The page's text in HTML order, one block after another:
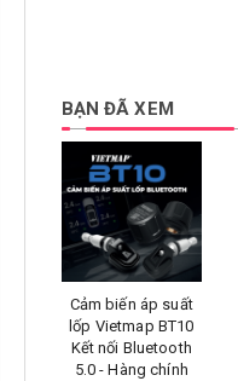
BẠN ĐÃ XEM
Cảm biến áp suất
lốp Vietmap BT10
Kết nối Bluetooth
5.0 - Hàng chính